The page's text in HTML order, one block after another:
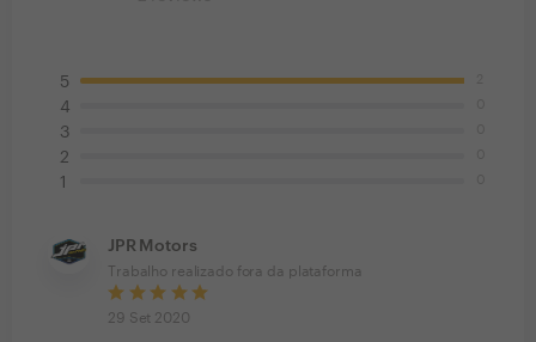
5
4
3
2
1
JPR Motors
Trabalho realizado fora da plataforma
29 Set 2020